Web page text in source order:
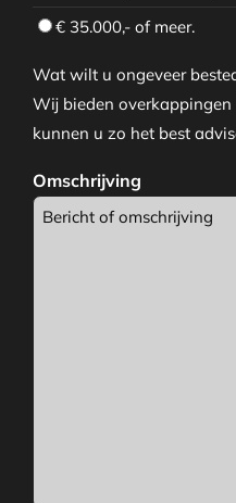
€ 35.000,- of meer.
Wat wilt u ongeveer
Wij bieden overkappingen
kunnen u zo het best
Omschrijving